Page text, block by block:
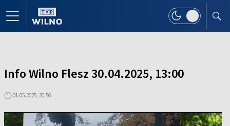
Info Wilno Flesz 30.04.2025, 13:00
01.05.2025, 20:56